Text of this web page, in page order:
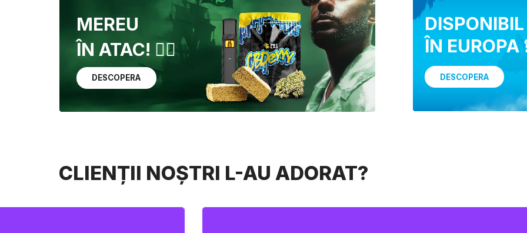
MEREU
ÎN ATAC! 🏴‍☠️
DESCOPERA
DISPONIBIL
ÎN EUROPA
DESCOPERA
CLIENȚII NOȘTRI L-AU ADORAT?